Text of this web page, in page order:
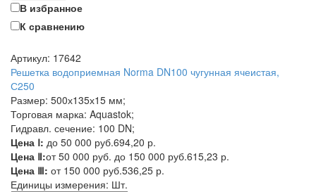
В избранное
К сравнению
Артикул: 17642
Решетка водоприемная Norma DN100 чугунная ячеистая,
С250
Размер: 500х135х15 мм;
Торговая марка: Aquastok;
Гидравл. сечение: 100 DN;
Цена Ⅰ: до 50 000 руб.694,20 р.
Цена Ⅱ:от 50 000 руб. до 150 000 руб.615,23 р.
Цена Ⅲ: от 150 000 руб.536,25 р.
Единицы измерения: Шт.